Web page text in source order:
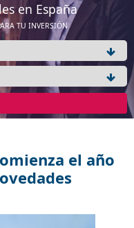
en España
TU INVERSIÓN
el año